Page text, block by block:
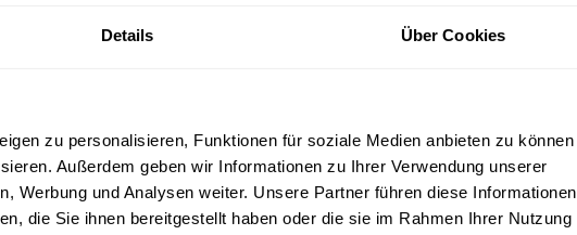
Details Über Cookies
zu personalisieren, Funktionen für soziale Medien anbieten zu können
Außerdem geben wir Informationen zu Ihrer Verwendung unserer
Werbung und Analysen weiter. Unsere Partner führen diese Informationen
die Sie ihnen bereitgestellt haben oder die sie im Rahmen Ihrer Nutzung